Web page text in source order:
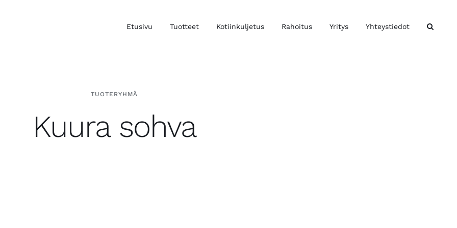
Etusivu Tuotteet Kotiinkuljetus Rahoitus Yritys Yhteystiedot
TUOTERYHMÄ
Kuura sohva